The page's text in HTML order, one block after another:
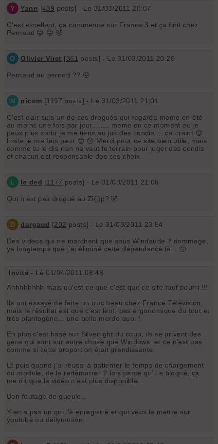
Y Yann [439 posts] - Le 31/03/2011 20:07
C'est excellent, ça commence sur France 3 et ça finit chez
Pernaud 😜 😜 🤣
O Olivier Viret [361 posts] - Le 31/03/2011 20:20
Pernaud ou pernod ?? 😜
N nicom [1197 posts] - Le 31/03/2011 21:01
C'est clair suis un de ces drogués qui regarde meme en été
au moins une fois par jour........ meme en ce moment ou je
peux plus sortir je me tiens au jus des condis.... ça craint 😉
limite je me fais peur 😊 😯 Merci pour ce site bien utile, mais
comme tu le dis rien ne vaut le terrain pour juger des condis
et chacun est responsable des ces choix.
L le ded [1177 posts] - Le 31/03/2011 21:06
Qui n'est pas drogué au Zi(j)p? 🤣
D dargaud [202 posts] - Le 31/03/2011 23:54
Des videos qui ne marchent que sous Windaude ? dommage,
ya longtemps que j'ai éliminé cette dépendance là... 🤢
Invité - Le 01/04/2011 08:48
Ahhhhhhhh mais qu'est ce que c'est que ce site tout pourri !!!
Ils ont essayé de faire un truc beau chez France Télévision,
mais le résultat est que c'est lent, pas ergonomique du tout et
très plantogène... une belle merde quoi !
En plus c'est basé sur Silverlight du coup, ils se privent des
gens qui sont sur autre chose que Windows, et ce n'est pas
comme si cette proportion était grandissante.
Et puis quand j'ai réussi à patienter le temps de chargement
du module, de le redémarrer 2 fois parce qu'il a bloqué, ça
me dit que la vidéo n'est plus disponible...
Bon foutage de gueule...
Y'en a pas un qui l'à enregistré et qui veux le mettre sur
youtube ou dailymotion...